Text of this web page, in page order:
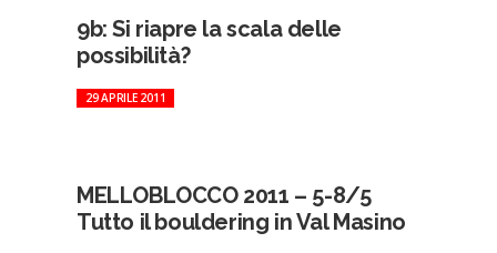
9b: Si riapre la scala delle
possibilità?
29 APRILE 2011
MELLOBLOCCO 2011 – 5-8/5
Tutto il bouldering in Val Masino